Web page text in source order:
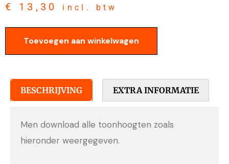
€ 13,30 incl. btw
Toevoegen aan winkelwagen
BESCHRIJVING EXTRA INFORMATIE
Men download alle toonhoogten zoals
hieronder weergegeven.